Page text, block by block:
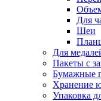
Для
Шеи
Для
Пакеты с
Бумажные
Хранение
Упаковка